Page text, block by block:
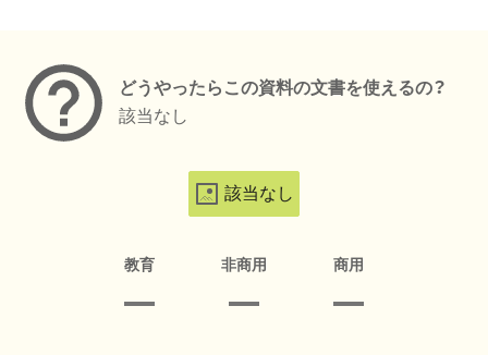
どうやったらこの資料の文書を使えるの？
該当なし
該当なし
教育 非商用 商用